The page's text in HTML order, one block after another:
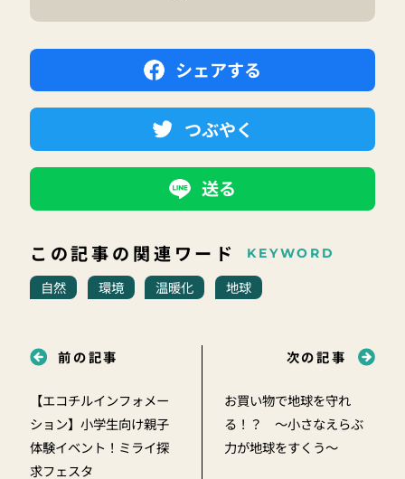
シェアする
つぶやく
送る
この記事の関連ワード KEYWORD
自然 環境 温暖化 地球
前の記事
【エコチルインフォメー
ション】小学生向け親子
体験イベント！ミライ探
求フェスタ
次の記事
お買い物で地球を守れ
る！？ ～小さなえらぶ
力が地球をすくう～